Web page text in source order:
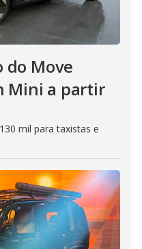
do Move
Mini a partir
mil para taxistas e